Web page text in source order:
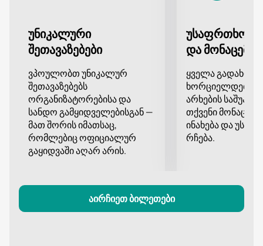
გამოტოვოთ შესაძლებლობა დატკბეთ შესანიშნავი
მუსიკით ვანო სარაჯიშვილის სახელობის თბილისის
სახელმწიფო კონსერვატორიის დიდი დარბაზის
უნიკალურ გარემოში. შეგიძლიათ შეიძინოთ
ბილეთები ახლავე ჩვენს ვებსაიტზე.
უნიკალური
შეთავაზებები
ვპოულობთ უნიკალურ
შეთავაზებებს
ორგანიზატორებისა და
სანდო გამყიდველებისგან —
მათ შორის იმათსაც,
რომლებიც ოფიციალურ
გაყიდვაში აღარ არის.
უსაფრთხო
და
ყველა გადახდა
ხორციელდება
არხების
თქვენი
ინახება და
რჩება.
აირჩიეთ ბილეთები